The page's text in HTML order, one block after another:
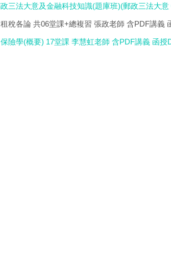
三法大意及金融科技知識(題庫班)(郵政三法大
稅各論 共06堂課+總複習 張政老師 含PDF講義
險學(概要) 17堂課 李慧虹老師 含PDF講義 函